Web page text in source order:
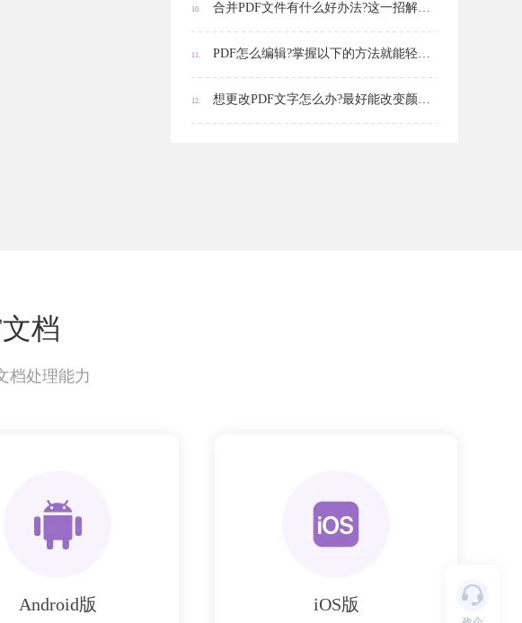
10. 合并PDF文件有什么好办法?这一招解决99%问题!
11. PDF怎么编辑?掌握以下的方法就能轻松实现!
12. 想更改PDF文字怎么办?最好能改变颜色､字体､大小等等……
档
档处理能力
Android版 iOS版